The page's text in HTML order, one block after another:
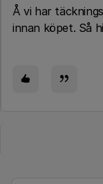
Å vi har
innan köpet. Så